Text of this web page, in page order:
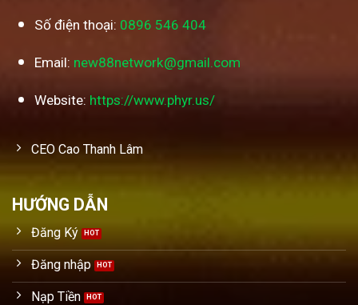
Số điện thoại: 0896 546 404
Email: new88network@gmail.com
Website: https://www.phyr.us/
CEO Cao Thanh Lâm
HƯỚNG DẪN
Đăng Ký
Đăng nhập
Nạp Tiền